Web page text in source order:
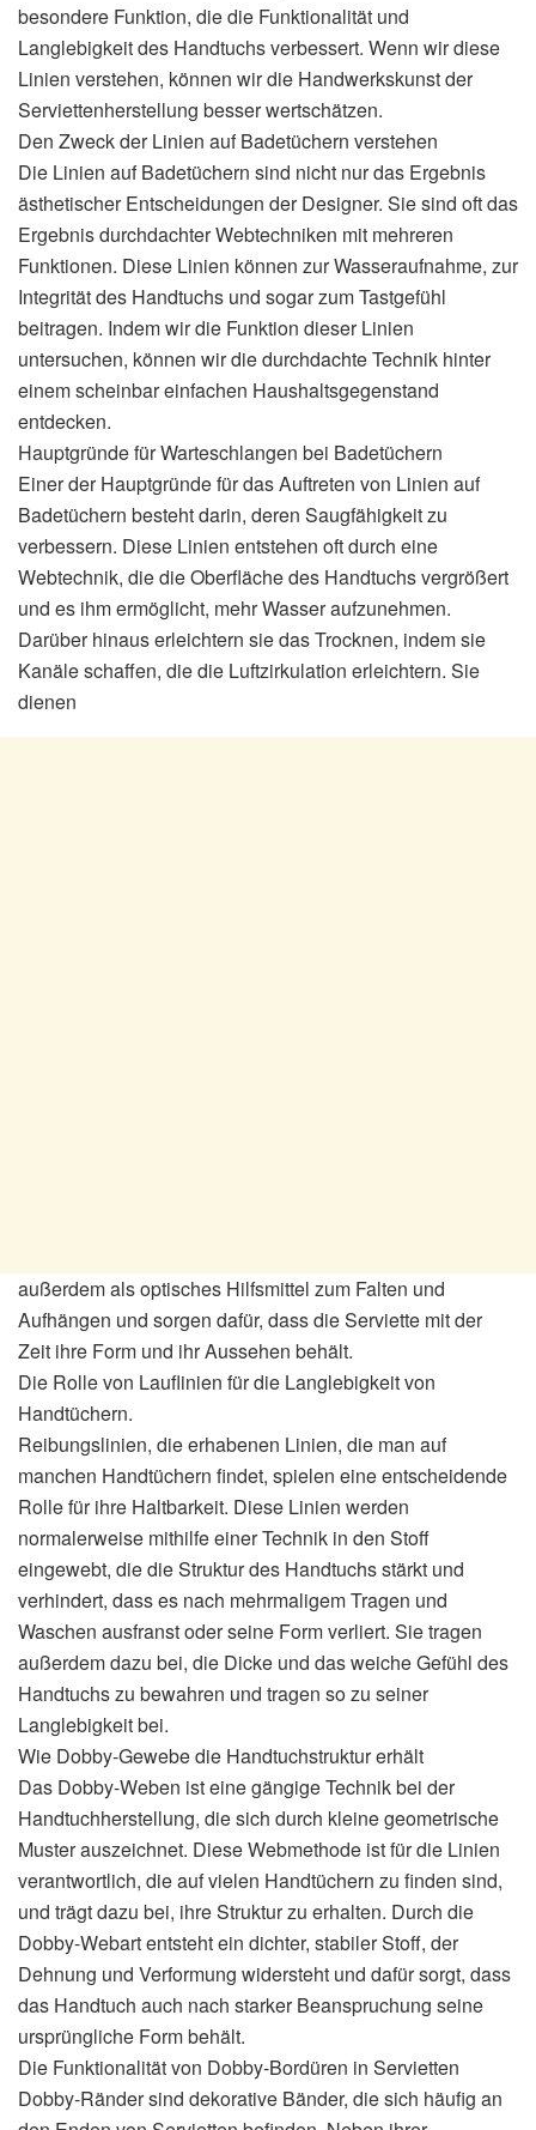
besondere Funktion, die die Funktionalität und
Langlebigkeit des Handtuchs verbessert. Wenn wir diese
Linien verstehen, können wir die Handwerkskunst der
Serviettenherstellung besser wertschätzen.
Den Zweck der Linien auf Badetüchern verstehen
Die Linien auf Badetüchern sind nicht nur das Ergebnis
ästhetischer Entscheidungen der Designer. Sie sind oft das
Ergebnis durchdachter Webtechniken mit mehreren
Funktionen. Diese Linien können zur Wasseraufnahme, zur
Integrität des Handtuchs und sogar zum Tastgefühl
beitragen. Indem wir die Funktion dieser Linien
untersuchen, können wir die durchdachte Technik hinter
einem scheinbar einfachen Haushaltsgegenstand
entdecken.
Hauptgründe für Warteschlangen bei Badetüchern
Einer der Hauptgründe für das Auftreten von Linien auf
Badetüchern besteht darin, deren Saugfähigkeit zu
verbessern. Diese Linien entstehen oft durch eine
Webtechnik, die die Oberfläche des Handtuchs vergrößert
und es ihm ermöglicht, mehr Wasser aufzunehmen.
Darüber hinaus erleichtern sie das Trocknen, indem sie
Kanäle schaffen, die die Luftzirkulation erleichtern. Sie
dienen
außerdem als optisches Hilfsmittel zum Falten und
Aufhängen und sorgen dafür, dass die Serviette mit der
Zeit ihre Form und ihr Aussehen behält.
Die Rolle von Lauflinien für die Langlebigkeit von
Handtüchern.
Reibungslinien, die erhabenen Linien, die man auf
manchen Handtüchern findet, spielen eine entscheidende
Rolle für ihre Haltbarkeit. Diese Linien werden
normalerweise mithilfe einer Technik in den Stoff
eingewebt, die die Struktur des Handtuchs stärkt und
verhindert, dass es nach mehrmaligem Tragen und
Waschen ausfranst oder seine Form verliert. Sie tragen
außerdem dazu bei, die Dicke und das weiche Gefühl des
Handtuchs zu bewahren und tragen so zu seiner
Langlebigkeit bei.
Wie Dobby-Gewebe die Handtuchstruktur erhält
Das Dobby-Weben ist eine gängige Technik bei der
Handtuchherstellung, die sich durch kleine geometrische
Muster auszeichnet. Diese Webmethode ist für die Linien
verantwortlich, die auf vielen Handtüchern zu finden sind,
und trägt dazu bei, ihre Struktur zu erhalten. Durch die
Dobby-Webart entsteht ein dichter, stabiler Stoff, der
Dehnung und Verformung widersteht und dafür sorgt, dass
das Handtuch auch nach starker Beanspruchung seine
ursprüngliche Form behält.
Die Funktionalität von Dobby-Bordüren in Servietten
Dobby-Ränder sind dekorative Bänder, die sich häufig an